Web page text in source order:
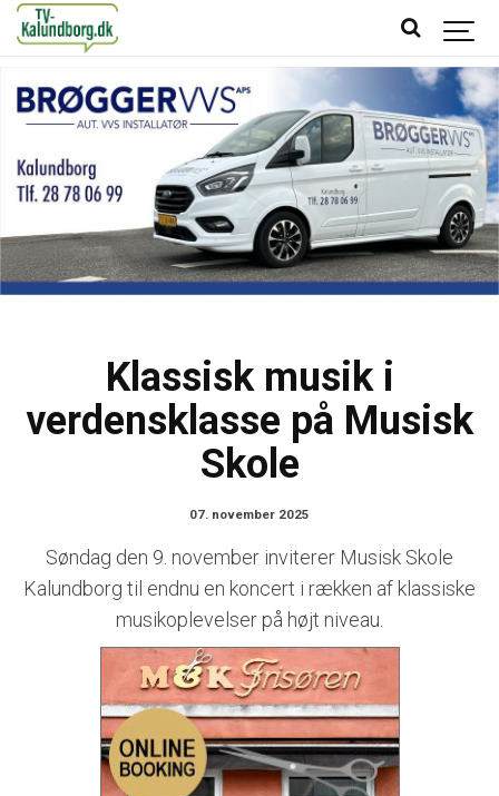
Klassisk musik i
verdensklasse på Musisk
Skole
07. november 2025
Søndag den 9. november inviterer Musisk Skole
Kalundborg til endnu en koncert i rækken af klassiske
musikoplevelser på højt niveau.